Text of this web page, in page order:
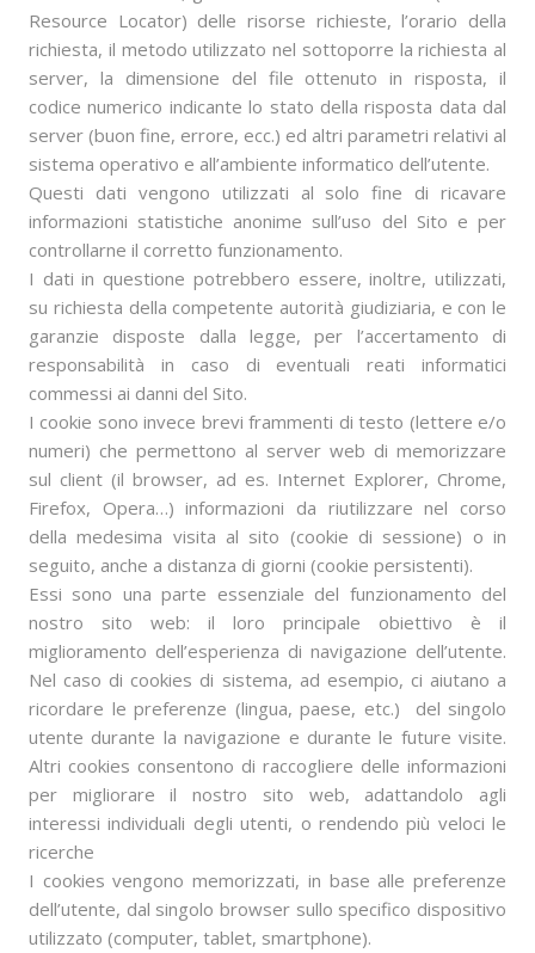
Resource Locator) delle risorse richieste, l’orario della
richiesta, il metodo utilizzato nel sottoporre la richiesta al
server, la dimensione del file ottenuto in risposta, il
codice numerico indicante lo stato della risposta data dal
server (buon fine, errore, ecc.) ed altri parametri relativi al
sistema operativo e all’ambiente informatico dell’utente.
Questi dati vengono utilizzati al solo fine di ricavare
informazioni statistiche anonime sull’uso del Sito e per
controllarne il corretto funzionamento.
I dati in questione potrebbero essere, inoltre, utilizzati,
su richiesta della competente autorità giudiziaria, e con le
garanzie disposte dalla legge, per l’accertamento di
responsabilità in caso di eventuali reati informatici
commessi ai danni del Sito.
I cookie sono invece brevi frammenti di testo (lettere e/o
numeri) che permettono al server web di memorizzare
sul client (il browser, ad es. Internet Explorer, Chrome,
Firefox, Opera…) informazioni da riutilizzare nel corso
della medesima visita al sito (cookie di sessione) o in
seguito, anche a distanza di giorni (cookie persistenti).
Essi sono una parte essenziale del funzionamento del
nostro sito web: il loro principale obiettivo è il
miglioramento dell’esperienza di navigazione dell’utente.
Nel caso di cookies di sistema, ad esempio, ci aiutano a
ricordare le preferenze (lingua, paese, etc.) del singolo
utente durante la navigazione e durante le future visite.
Altri cookies consentono di raccogliere delle informazioni
per migliorare il nostro sito web, adattandolo agli
interessi individuali degli utenti, o rendendo più veloci le
ricerche
I cookies vengono memorizzati, in base alle preferenze
dell’utente, dal singolo browser sullo specifico dispositivo
utilizzato (computer, tablet, smartphone).